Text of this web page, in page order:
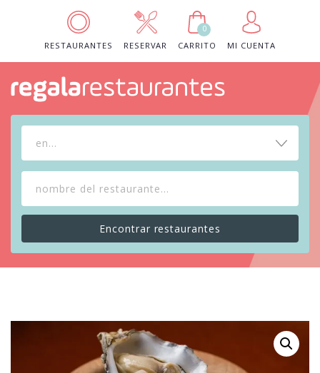
RESTAURANTES RESERVAR
0
CARRITO
MI CUENTA
en...